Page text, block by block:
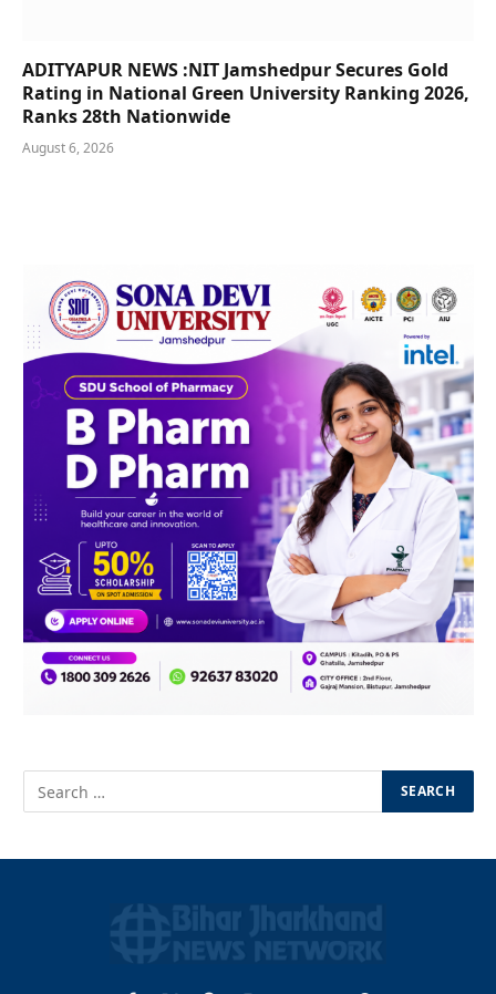
ADITYAPUR NEWS :NIT Jamshedpur Secures Gold
Rating in National Green University Ranking 2026,
Ranks 28th Nationwide
August 6, 2026